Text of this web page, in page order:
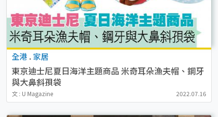
全港 . 家居
東京迪士尼夏日海洋主題商品 米奇耳朵漁夫帽、鋼牙
與大鼻斜孭袋
文 : U Magazine 2022.07.16